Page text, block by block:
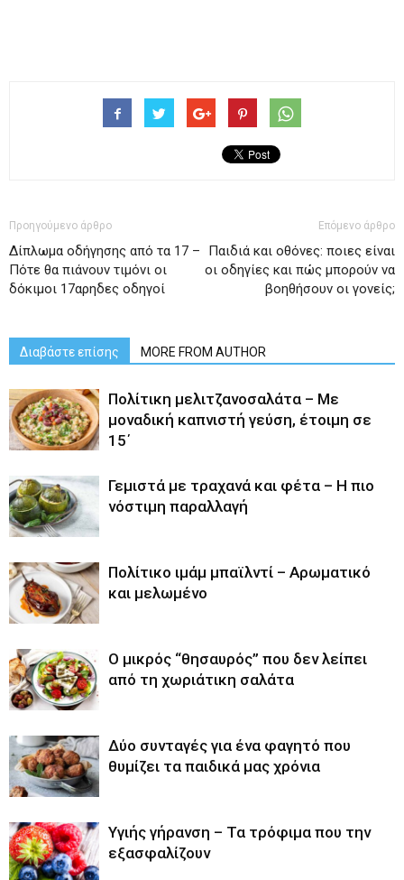
Προηγούμενο άρθρο
Δίπλωμα οδήγησης από τα 17 –
Πότε θα πιάνουν τιμόνι οι
δόκιμοι 17αρηδες οδηγοί
Επόμενο άρθρο
Παιδιά και οθόνες: ποιες είναι
οι οδηγίες και πώς μπορούν να
βοηθήσουν οι γονείς;
Διαβάστε επίσης MORE FROM AUTHOR
Πολίτικη μελιτζανοσαλάτα – Με
μοναδική καπνιστή γεύση, έτοιμη σε
15΄
Γεμιστά με τραχανά και φέτα – Η πιο
νόστιμη παραλλαγή
Πολίτικο ιμάμ μπαϊλντί – Αρωματικό
και μελωμένο
O μικρός “θησαυρός” που δεν λείπει
από τη χωριάτικη σαλάτα
Δύο συνταγές για ένα φαγητό που
θυμίζει τα παιδικά μας χρόνια
Υγιής γήρανση – Τα τρόφιμα που την
εξασφαλίζουν